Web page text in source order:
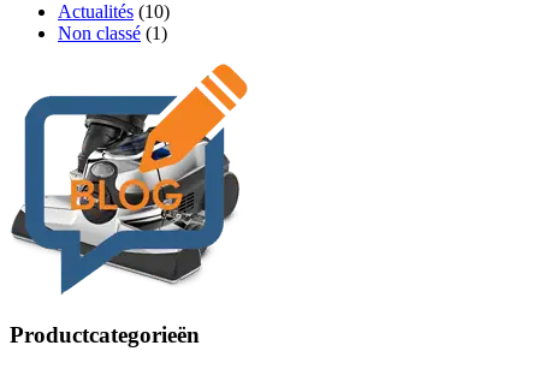
Actualités (10)
Non classé (1)
Productcategorieën